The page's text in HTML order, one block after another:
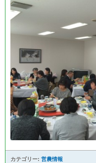
カテゴリー: 営農情報